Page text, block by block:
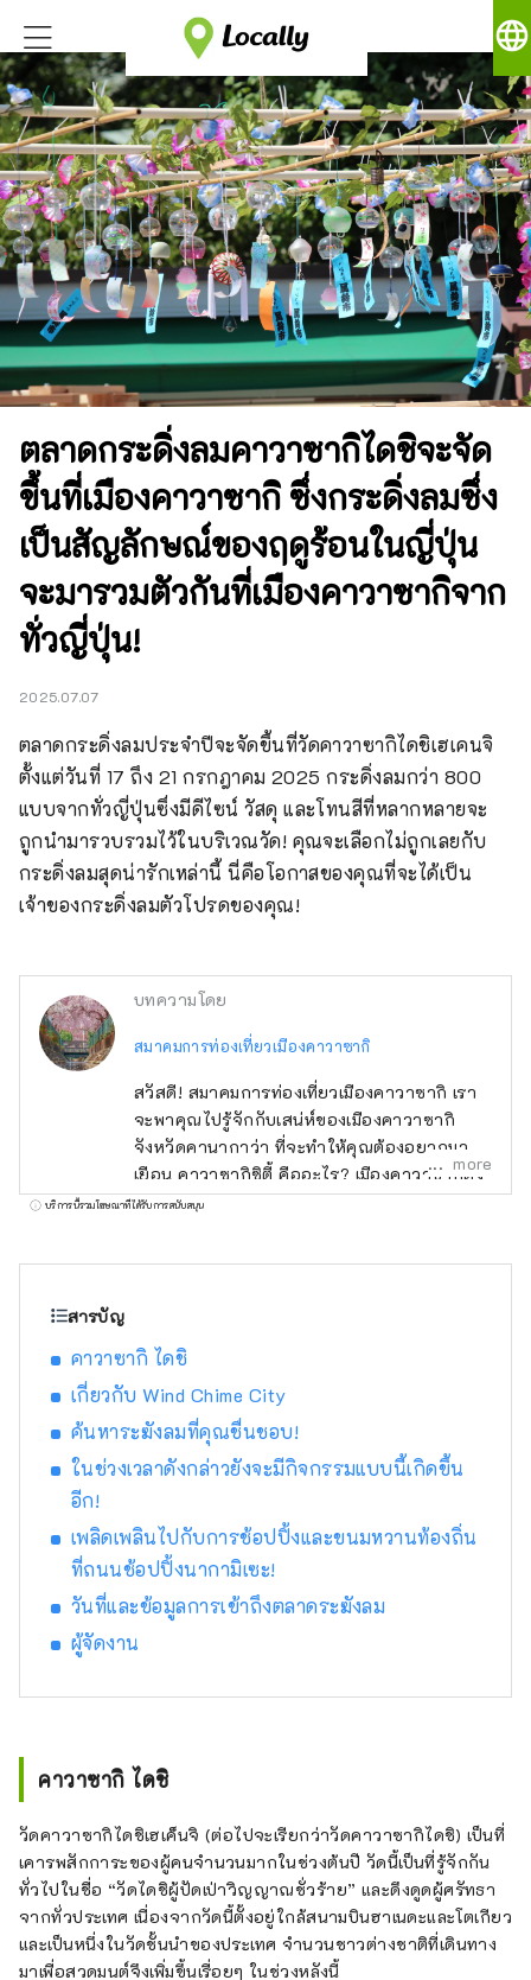
language
ตลาดกระดิ่งลมคาวาซากิไดชิจะจัด
ขึ้นที่เมืองคาวาซากิ ซึ่งกระดิ่งลมซึ่ง
เป็นสัญลักษณ์ของฤดูร้อนในญี่ปุ่น
จะมารวมตัวกันที่เมืองคาวาซากิจาก
ทั่วญี่ปุ่น!
2025.07.07
ตลาดกระดิ่งลมประจำปีจะจัดขึ้นที่วัดคาวาซากิไดชิเฮเคนจิ
ตั้งแต่วันที่ 17 ถึง 21 กรกฎาคม 2025 กระดิ่งลมกว่า 800
แบบจากทั่วญี่ปุ่นซึ่งมีดีไซน์ วัสดุ และโทนสีที่หลากหลายจะ
ถูกนำมารวบรวมไว้ในบริเวณวัด! คุณจะเลือกไม่ถูกเลยกับ
กระดิ่งลมสุดน่ารักเหล่านี้ นี่คือโอกาสของคุณที่จะได้เป็น
เจ้าของกระดิ่งลมตัวโปรดของคุณ!
บทความโดย
สมาคมการท่องเที่ยวเมืองคาวาซากิ
สวัสดี! สมาคมการท่องเที่ยวเมืองคาวาซากิ เรา
จะพาคุณไปรู้จักกับเสน่ห์ของเมืองคาวาซากิ
จังหวัดคานากาว่า ที่จะทำให้คุณต้องอยากมา
เยือน คาวาซากิซิตี้ คืออะไร? เมืองคาวาซากิตั้ง
อยู่ในจังหวัดคานากาว่าซึ่งอยู่ติดกับโตเกียว แต่
โตเกียวและโยโกฮาม่า แต่ก็เป็นเมืองใหญ่ที่รู้จัก
เฉพาะผู้ที่รู้จริงเท่านั้น มีศูนย์การค้าที่รวบรวม
ร้านค้าหลักๆ ของญี่ปุ่นทั้งหมดไว้ภายใต้หลังคา
เดียวกัน รวมถึงย่านใจกลางเมืองที่พลุกพล่านซึ่ง
คนในท้องถิ่นมารวมตัวกัน ช่วยให้คุณสัมผัสกับ
ทัศนียภาพโรงงานยามราตรีซึ่งถือกำเนิดจากเขต
อุตสาหกรรมที่สนับสนุนการเติบโตทางเศรษฐกิจ
อย่างรวดเร็วของญี่ปุ่น แต่ยังเจริญรุ่งเรืองใน
ฐานะหนึ่งใน 53 สถานีของโทไกโด ซึ่งเป็นเส้น
ทางหลักจากโตเกียวไปยังเกียวโตที่พัฒนาโดย
ของวัดคาวาซากิไดชิซึ่งดึงดูดผู้แสวงบุญจำนวน
กำหนดให้เป็นทรัพย์สินทางวัฒนธรรม พิพิธภัณฑ์
ก็ได้รับความนิยมเช่นกัน เราจะมาแนะนำสถานที่
ท่องเที่ยวและกิจกรรมยอดนิยมต่างๆ ◇ วิวกลาง
คืนโรงงานเมืองคาวาซากิ เขตอุตสาหกรรมที่
รองรับช่วงที่ญี่ปุ่นมีการเติบโตทางเศรษฐกิจสูง
โรงงานต่างๆ เปิดดำเนินการตลอด 24 ชั่วโมง
และในเวลากลางคืน ไฟทำงานจะเปิดขึ้น เพื่อ
more
บริการนี้รวมโฆษณาที่ได้รับการสนับสนุน
สารบัญ
คาวาซากิ ไดชิ
เกี่ยวกับ Wind Chime City
ค้นหาระฆังลมที่คุณชื่นชอบ!
ในช่วงเวลาดังกล่าวยังจะมีกิจกรรมแบบนี้เกิดขึ้น
อีก!
เพลิดเพลินไปกับการช้อปปิ้งและขนมหวานท้องถิ่น
ที่ถนนช้อปปิ้งนากามิเซะ!
วันที่และข้อมูลการเข้าถึงตลาดระฆังลม
ผู้จัดงาน
คาวาซากิ ไดชิ
วัดคาวาซากิไดชิเฮเค็นจิ (ต่อไปจะเรียกว่าวัดคาวาซากิไดชิ) เป็นที่
เคารพสักการะของผู้คนจำนวนมากในช่วงต้นปี วัดนี้เป็นที่รู้จักกัน
ทั่วไปในชื่อ “วัดไดชิผู้ปัดเป่าวิญญาณชั่วร้าย” และดึงดูดผู้ศรัทธา
จากทั่วประเทศ เนื่องจากวัดนี้ตั้งอยู่ใกล้สนามบินฮาเนดะและโตเกียว
และเป็นหนึ่งในวัดชั้นนำของประเทศ จำนวนชาวต่างชาติที่เดินทาง
มาเพื่อสวดมนต์จึงเพิ่มขึ้นเรื่อยๆ ในช่วงหลังนี้